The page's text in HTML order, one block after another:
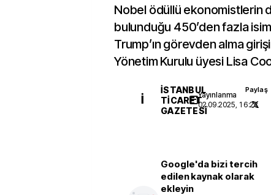
Nobel ödüllü ekonomistlerin
bulunduğu 450’den fazla
Trump’ın görevden alma
Yönetim Kurulu üyesi Lisa
İ
İSTANBUL
TICARET
GAZETESI
Yayınlanma
02.09.2025, 16:23
Paylaş
Google'da bizi tercih
edilen kaynak olarak
ekleyin